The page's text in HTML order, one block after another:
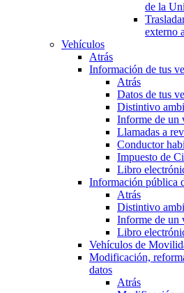
de la
externo
Vehículos
Atrás
Información de tus
Atrás
Datos de tus
Distintivo
Informe de un
Llamadas a
Conductor
Impuesto de
Libro
Información pública
Atrás
Distintivo
Informe de un
Libro
Vehículos de
Modificación,
datos
Atrás